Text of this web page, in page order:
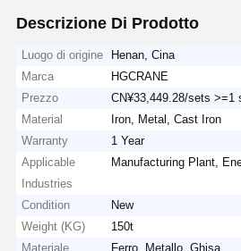
Descrizione Di Prodotto
Luogo di origine
Henan, Cina
Marca
HGCRANE
Prezzo
CN¥33,449.28/sets >=1
Material
Iron, Metal, Cast Iron
Warranty
1 Year
Applicable
Industries
Manufacturing Plant,
Condition
New
Weight (KG)
150t
Materiale
Ferro, Metallo, Ghisa